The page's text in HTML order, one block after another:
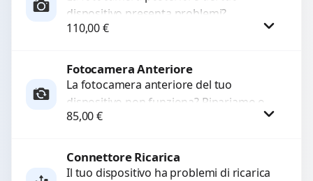
dispositivo presenta problemi?
Interveniamo per risolvere guasti come
funzionante,...
110,00€
Procedi
Fotocamera Anteriore
La fotocamera anteriore del tuo
dispositivo non funziona? Ripariamo o
sostituiamo fotocamere guaste con
a...
85,00€
Procedi
Connettore Ricarica
Il tuo dispositivo ha problemi di ricarica